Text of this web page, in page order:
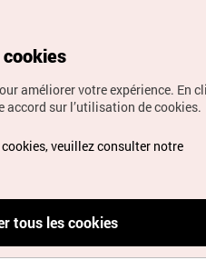
du Tourisme en Corée.
de renseignements,
améliorer votre expérience. En
accord sur l’utilisation de cookies.
veuillez consulter notre
tous les cookies